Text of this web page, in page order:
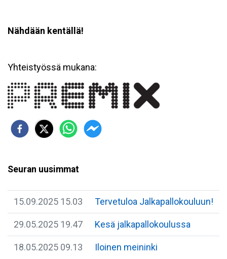
Nähdään kentällä!
Yhteistyössä mukana:
Seuran uusimmat
15.09.2025 15.03 Tervetuloa Jalkapallokouluun!
29.05.2025 19.47 Kesä jalkapallokoulussa
18.05.2025 09.13 Iloinen meininki